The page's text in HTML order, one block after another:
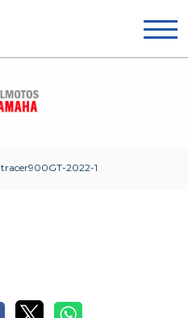
tracer900GT-2022-1